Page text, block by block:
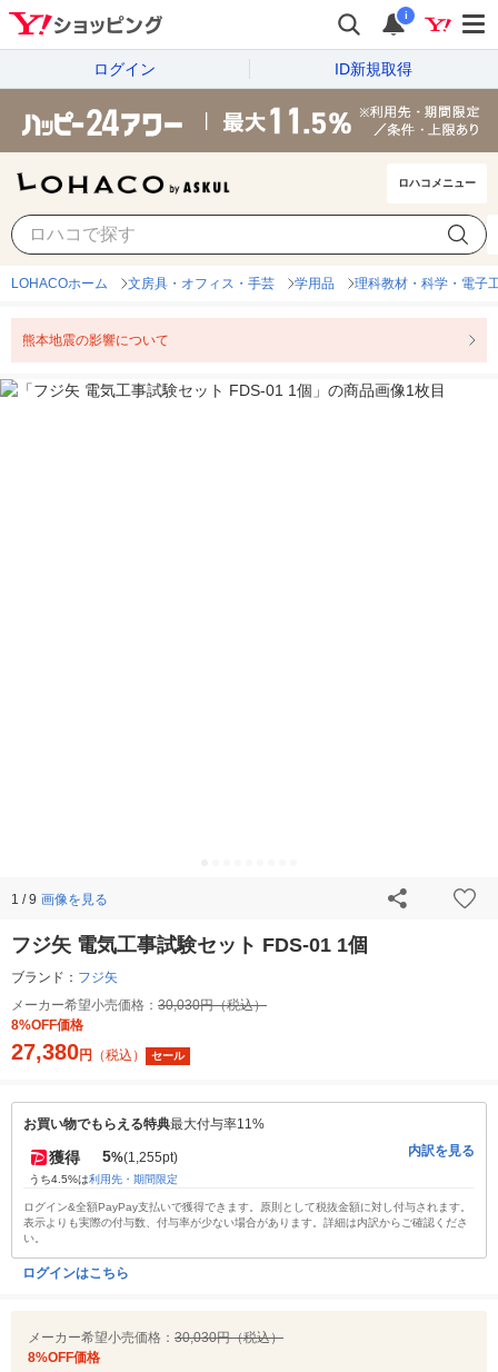
i
ログイン ID新規取得
ロハコメニュー
LOHACOホーム 文房具・オフィス・手芸 学用品 理科教材・科学・電子
熊本地震の影響について
1 / 9 画像を見る
フジ矢 電気工事試験セット FDS-01 1個
ブランド： フジ矢
メーカー希望小売価格： 30,030円（税込）
8%OFF価格
27,380円 （税込） セール
お買い物でもらえる特典最大付与率11%
獲得 5%(1,255pt)
うち4.5%は利用先・期間限定
内訳を見る
ログイン&全額PayPay支払いで獲得できます。原則として税抜金額に対し付与されます。
表示よりも実際の付与数、付与率が少ない場合があります。詳細は内訳からご確認くださ
い。
ログインはこちら
メーカー希望小売価格： 30,030円（税込）
8%OFF価格